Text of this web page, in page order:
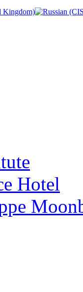
Hotel